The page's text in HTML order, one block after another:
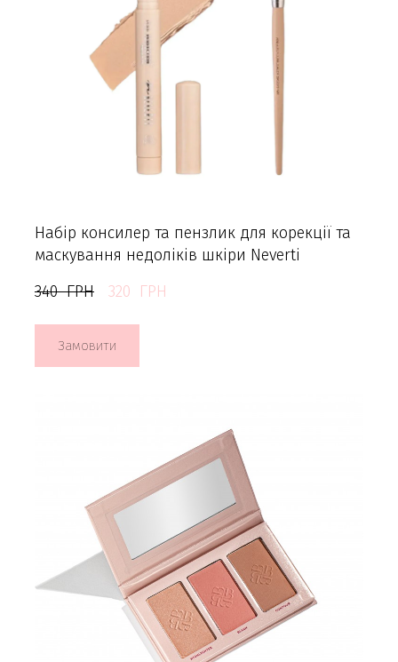
Набір консилер та пензлик для корекції та
маскування недоліків шкіри Neverti
340  ГРН
320  ГРН
Замовити